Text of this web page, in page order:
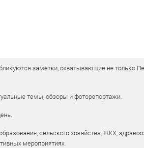
заметки, охватывающие не только
темы, обзоры и фоторепортажи.
сельского хозяйства, ЖКХ,
мероприятиях.